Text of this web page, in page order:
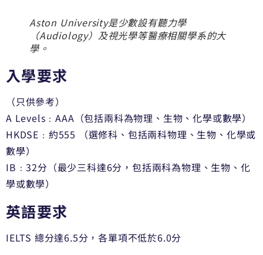
Aston University是少數設有聽力學
（Audiology）及視光學等醫療相關學系的大
學。
入學要求
（只供參考）
A Levels﹕AAA（包括兩科為物理、生物、化學或數學）
HKDSE﹕約555 （選修科、包括兩科物理、生物、化學或
數學）
IB﹕32分（最少三科達6分，包括兩科為物理、生物、化
學或數學）
英語要求
IELTS 總分達6.5分，各單項不低於6.0分